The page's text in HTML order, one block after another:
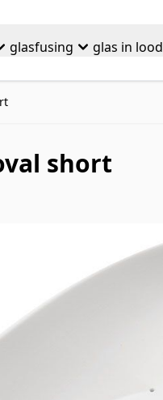
glasfusing glas in lood
short